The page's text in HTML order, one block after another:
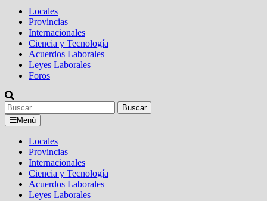
Locales
Provincias
Internacionales
Ciencia y Tecnología
Acuerdos Laborales
Leyes Laborales
Foros
Buscar:
Menú
Locales
Provincias
Internacionales
Ciencia y Tecnología
Acuerdos Laborales
Leyes Laborales